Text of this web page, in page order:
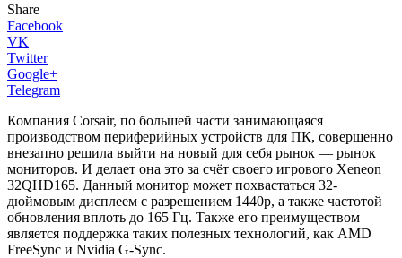
Share
Facebook
VK
Twitter
Google+
Telegram
Компания Corsair, по большей части занимающаяся
производством периферийных устройств для ПК, совершенно
внезапно решила выйти на новый для себя рынок — рынок
мониторов. И делает она это за счёт своего игрового Xeneon
32QHD165. Данный монитор может похвастаться 32-
дюймовым дисплеем с разрешением 1440p, а также частотой
обновления вплоть до 165 Гц. Также его преимуществом
является поддержка таких полезных технологий, как AMD
FreeSync и Nvidia G-Sync.